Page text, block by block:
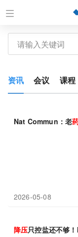
资讯 会议 课程
Nat Commun：老
2026-05-08
降压只控盐还不够